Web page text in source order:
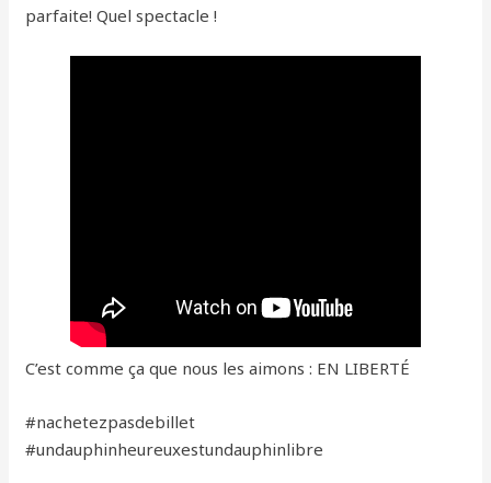
parfaite! Quel spectacle !
C’est comme ça que nous les aimons : EN LIBERTÉ
‪#‎nachetezpasdebillet‬
‪#‎undauphinheureuxestundauphinlibre‬